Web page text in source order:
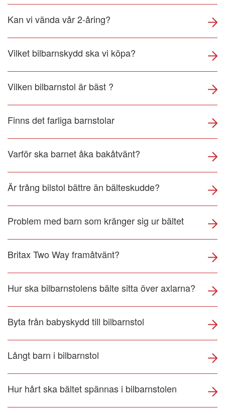
Kan vi vända vår 2-åring?
Vilket bilbarnskydd ska vi köpa?
Vilken bilbarnstol är bäst ?
Finns det farliga barnstolar
Varför ska barnet åka bakåtvänt?
Är trång bilstol bättre än bälteskudde?
Problem med barn som kränger sig ur bältet
Britax Two Way framåtvänt?
Hur ska bilbarnstolens bälte sitta över axlarna?
Byta från babyskydd till bilbarnstol
Långt barn i bilbarnstol
Hur hårt ska bältet spännas i bilbarnstolen